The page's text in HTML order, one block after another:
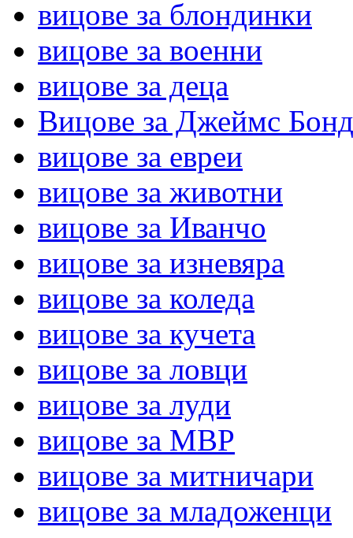
вицове за блондинки
вицове за военни
вицове за деца
Вицове за Джеймс Бонд
вицове за евреи
вицове за животни
вицове за Иванчо
вицове за изневяра
вицове за коледа
вицове за кучета
вицове за ловци
вицове за луди
вицове за МВР
вицове за митничари
вицове за младоженци